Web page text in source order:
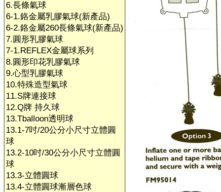
6.長條氣球
6-1.鉻金屬乳膠氣球(新產品)
6-2.鉻金屬260長條氣球(新產品)
7.圓形乳膠氣球
7-1.REFLEX金屬球系列
8.圓形印花乳膠氣球
9.心型乳膠氣球
10.特殊造型氣球
11.S牌連接球
12.Q牌 持久球
13.Tballoon透明球
13.1-7吋/20公分小尺寸立體圓
球
13.2-10吋/30公分小尺寸立體圓
球
13.3-立體圓球
13.4-立體圓球漸層色球